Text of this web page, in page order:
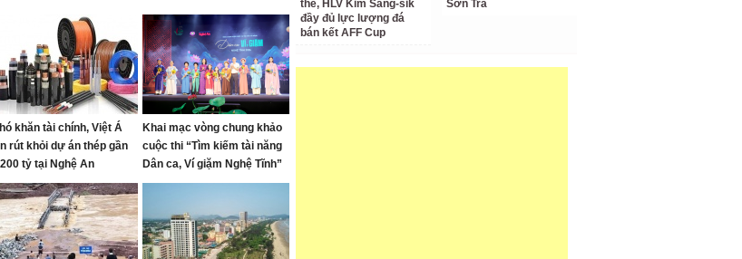
khăn tài chính, Việt Á
rút khỏi dự án thép gần
tỷ tại Nghệ An
Khai mạc vòng chung khảo
cuộc thi “Tìm kiếm tài năng
Dân ca, Ví giặm Nghệ Tĩnh”
năm 2026
thẻ, HLV Kim Sang-sik
đầy đủ lực lượng đá
bán kết AFF Cup
Sơn Trà